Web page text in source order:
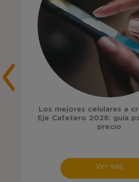
Los mejores celulares a
Eje Cafetero 2026: guía
precio
Ver más